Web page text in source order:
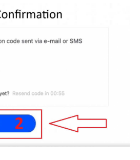
подтверждения,
«Подтвердить»,